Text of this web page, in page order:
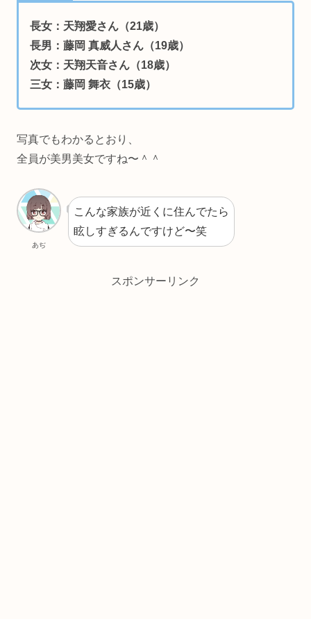
長女：天翔愛さん（21歳）
長男：藤岡 真威人さん（19歳）
次女：天翔天音さん（18歳）
三女：藤岡 舞衣（15歳）
写真でもわかるとおり、
全員が美男美女ですね〜＾＾
あぢ
こんな家族が近くに住んでたら
眩しすぎるんですけど〜笑
スポンサーリンク